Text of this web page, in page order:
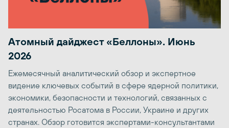
Атомный дайджест «Беллоны». Июнь
2026
Ежемесячный аналитический обзор и экспертное
видение ключевых событий в сфере ядерной политики,
экономики, безопасности и технологий, связанных с
деятельностью Росатома в России, Украине и других
странах. Обзор готовится экспертами-консультантами